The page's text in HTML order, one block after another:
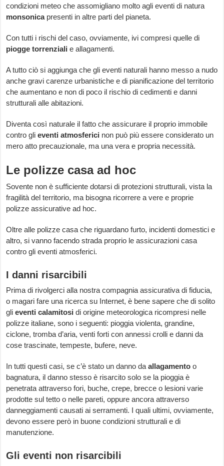
condizioni meteo che assomigliano molto agli eventi di natura
monsonica presenti in altre parti del pianeta.
Con tutti i rischi del caso, ovviamente, ivi compresi quelle di
piogge torrenziali e allagamenti.
A tutto ciò si aggiunga che gli eventi naturali hanno messo a nudo
anche gravi carenze urbanistiche e di pianificazione del territorio
che aumentano e non di poco il rischio di cedimenti e danni
strutturali alle abitazioni.
Diventa così naturale il fatto che assicurare il proprio immobile
contro gli eventi atmosferici non può più essere considerato un
mero atto precauzionale, ma una vera e propria necessità.
Le polizze casa ad hoc
Sovente non è sufficiente dotarsi di protezioni strutturali, vista la
fragilità del territorio, ma bisogna ricorrere a vere e proprie
polizze assicurative ad hoc.
Oltre alle polizze casa che riguardano furto, incidenti domestici e
altro, si vanno facendo strada proprio le assicurazioni casa
contro gli eventi atmosferici.
I danni risarcibili
Prima di rivolgerci alla nostra compagnia assicurativa di fiducia,
o magari fare una ricerca su Internet, è bene sapere che di solito
glieventi calamitosi di origine meteorologica ricompresi nelle
polizze italiane, sono i seguenti: pioggia violenta, grandine,
ciclone, tromba d’aria, venti forti con annessi crolli e danni da
cose trascinate, tempeste, bufere, neve.
In tutti questi casi, se c’è stato un danno daallagamento o
bagnatura, il danno stesso è risarcito solo se la pioggia è
penetrata attraverso fori, buche, crepe, brecce o lesioni varie
prodotte sul tetto o nelle pareti, oppure ancora attraverso
danneggiamenti causati ai serramenti. I quali ultimi, ovviamente,
devono essere però in buone condizioni strutturali e di
manutenzione.
Gli eventi non risarcibili